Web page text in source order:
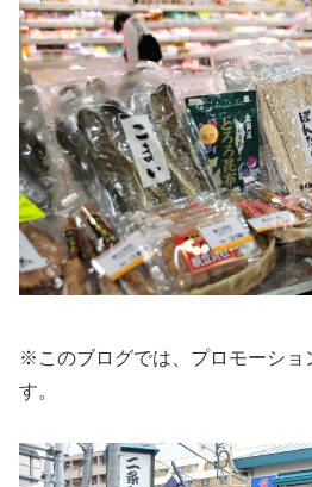
※このブログでは、プロモーショ
す。